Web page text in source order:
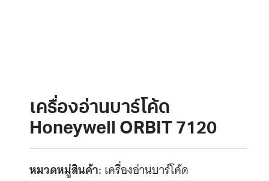
เครื่องอ่านบาร์โค้ด
Honeywell ORBIT 7120
หมวดหมู่สินค้า: เครื่องอ่านบาร์โค้ด